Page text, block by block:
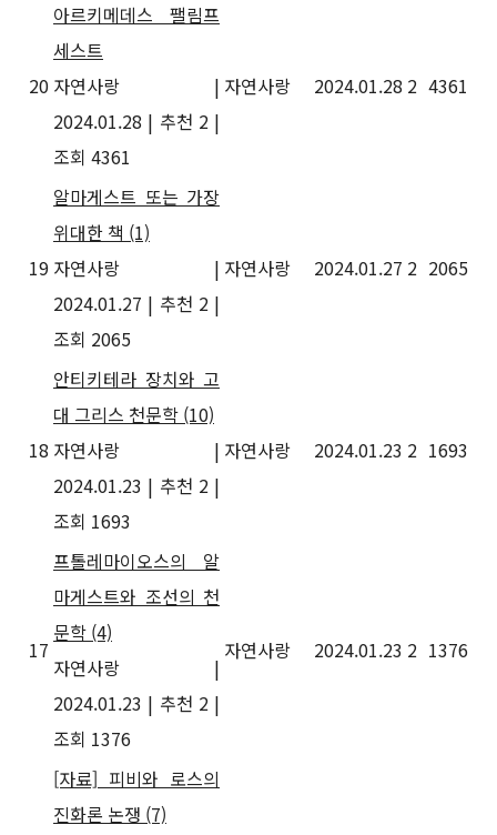
20
아르키메데스 팰림프
세스트
자연사랑
|
2024.01.28 | 추천 2 |
조회 4361
자연사랑 2024.01.28 2 4361
19
알마게스트 또는 가장
위대한 책 (1)
자연사랑
|
2024.01.27 | 추천 2 |
조회 2065
자연사랑 2024.01.27 2 2065
18
안티키테라 장치와 고
대 그리스 천문학 (10)
자연사랑
|
2024.01.23 | 추천 2 |
조회 1693
자연사랑 2024.01.23 2 1693
17
프톨레마이오스의 알
마게스트와 조선의 천
문학 (4)
자연사랑
|
2024.01.23 | 추천 2 |
조회 1376
자연사랑 2024.01.23 2 1376
[자료] 피비와 로스의
진화론 논쟁 (7)